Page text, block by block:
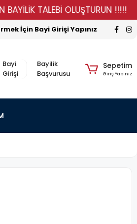
TALEBİ OLUŞTURUN !!!!!
İçin Bayi Girişi Yapınız
Bayi
Girişi
Bayilik
Başvurusu
Sepetim
Giriş Yapınız